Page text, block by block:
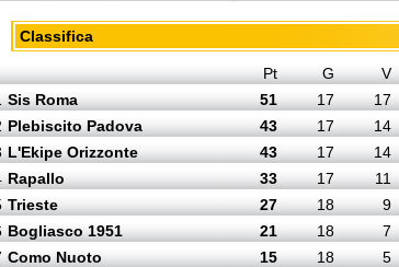
Classifica
Pt G V
Sis Roma 51 17 17
Plebiscito Padova 43 17 14
L'Ekipe Orizzonte 43 17 14
Rapallo 33 17 11
Trieste 27 18 9
Bogliasco 1951 21 18 7
Como Nuoto 15 18 5